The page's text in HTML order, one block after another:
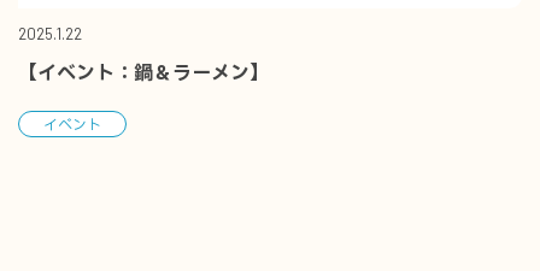
2025.1.22
【イベント：鍋＆ラーメン】
イベント